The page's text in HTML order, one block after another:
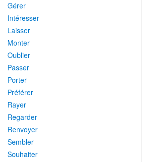
Gérer
Intéresser
Laisser
Monter
Oublier
Passer
Porter
Préférer
Rayer
Regarder
Renvoyer
Sembler
Souhaiter